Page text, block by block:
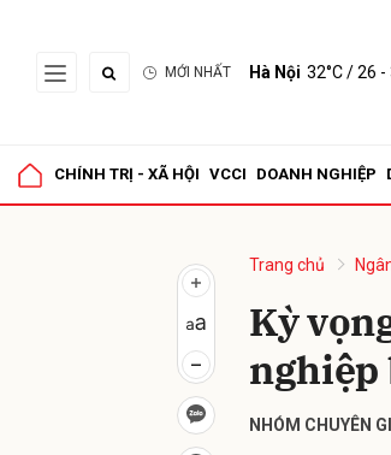
MỚI NHẤT Hà Nội 32°C/ 26 -
CHÍNH TRỊ - XÃ HỘI VCCI DOANH NGHIỆP
Trang chủ
Kỳ
nghiệp
NHÓM CHUYÊN